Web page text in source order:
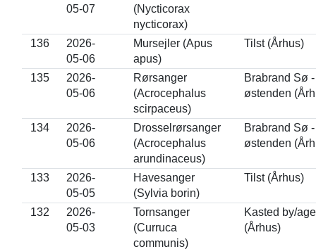
05-07
(Nycticorax
nycticorax)
136
2026-
05-06
Mursejler (Apus
apus)
Tilst (Århus)
135
2026-
05-06
Rørsanger
(Acrocephalus
scirpaceus)
Brabrand Sø -
østenden
134
2026-
05-06
Drosselrørsanger
(Acrocephalus
arundinaceus)
Brabrand Sø -
østenden
133
2026-
05-05
Havesanger
(Sylvia borin)
Tilst (Århus)
132
2026-
05-03
Tornsanger
(Curruca
communis)
Kasted by/
(Århus)